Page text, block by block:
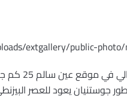
أسفرت
جوستنيان يعود للعصر